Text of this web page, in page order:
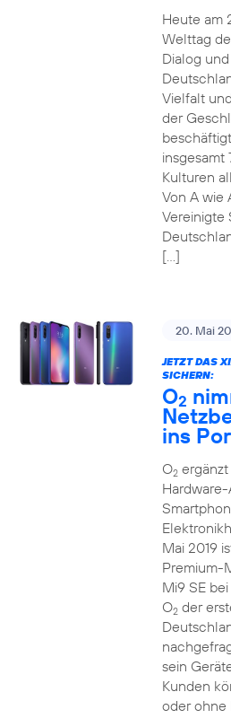
Heute am
Welttag
Dialog
Vielfalt
der
insgesamt
Kulturen
Von A wie
Vereinigte
[…]
20. Mai
JETZT DAS
SICHERN:
O2
ins
O2ergänzt
Mai 2019
Premium-
Mi9 SE
O2der
sein
Kunden
oder ohne